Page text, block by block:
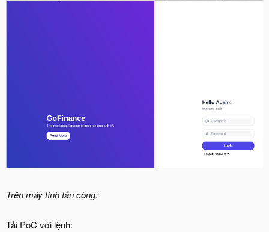
Trên máy tính tấn công:
Tải PoC với lệnh: